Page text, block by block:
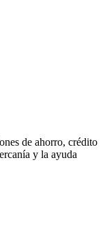
de ahorro, crédito
y la ayuda